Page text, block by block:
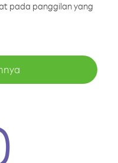
pada panggilan yang